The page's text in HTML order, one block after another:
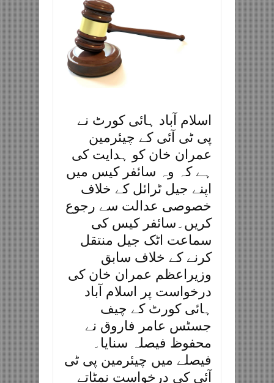
اسلام آباد ہائی کورٹ نے
پی ٹی آئی کے چیئرمین
عمران خان کو ہدایت کی
ہے کہ وہ سائفر کیس میں
اپنے جیل ٹرائل کے خلاف
خصوصی عدالت سے رجوع
کریں۔سائفر کیس کی
سماعت اٹک جیل منتقل
کرنے کے خلاف سابق
وزیراعظم عمران خان کی
درخواست پر اسلام آباد
ہائی کورٹ کے چیف
جسٹس عامر فاروق نے
محفوظ فیصلہ سنایا۔
فیصلے میں چیئرمین پی ٹی
آئی کی درخواست نمٹاتے